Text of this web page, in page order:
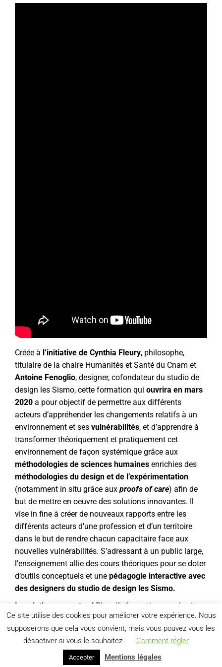
Créée à l’initiative de Cynthia Fleury, philosophe,
titulaire de la chaire Humanités et Santé du Cnam et
Antoine Fenoglio, designer, cofondateur du studio de
design les Sismo, cette formation qui ouvrira en mars
2020 a pour objectif de permettre aux différents
acteurs d’appréhender les changements relatifs à un
environnement et ses vulnérabilités, et d’apprendre à
transformer théoriquement et pratiquement cet
environnement de façon systémique grâce aux
méthodologies de sciences humaines enrichies des
méthodologies du design et de l’expérimentation
(notamment in situ grâce aux proofs of care) afin de
but de mettre en oeuvre des solutions innovantes. Il
vise in fine à créer de nouveaux rapports entre les
différents acteurs d’une profession et d’un territoire
dans le but de rendre chacun capacitaire face aux
nouvelles vulnérabilités. S’adressant à un public large,
l’enseignement allie des cours théoriques pour se doter
d’outils conceptuels et une pédagogie interactive avec
des designers du studio de design les Sismo.
Inscriptions ouvertes ! Plus d’informations sur le
site
du cnam.
Ce site utilise des cookies pour améliorer votre expérience. Nous
supposerons que cela vous convient, mais vous pouvez vous les
désactiver si vous le souhaitez.
Comment régler
Accepter Mentions légales